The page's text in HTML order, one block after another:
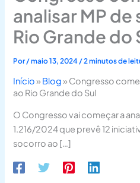
analisar MP
Rio Grande do
Por/maio 13, 2024 /2 minutos de
Início» Blog» Congresso
ao Rio Grande do Sul
O Congresso vai começar a
1.216/2024 que prevê 12
socorro ao […]